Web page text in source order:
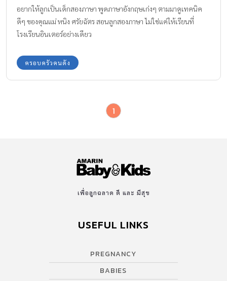
อยากให้ลูกเป็นเด็กสองภาษา พูดภาษาอังกฤษเก่งๆ ตามมาดูเทคนิค
ดีๆ ของคุณแม่ หนิง ศรัยฉัตร สอนลูกสองภาษา ไม่ใช่แค่ให้เรียนที่
โรงเรียนอินเตอร์อย่างเดียว
ครอบครัวคนดัง
1
เพื่อลูกฉลาด ดี และ มีสุข
USEFUL LINKS
PREGNANCY
BABIES